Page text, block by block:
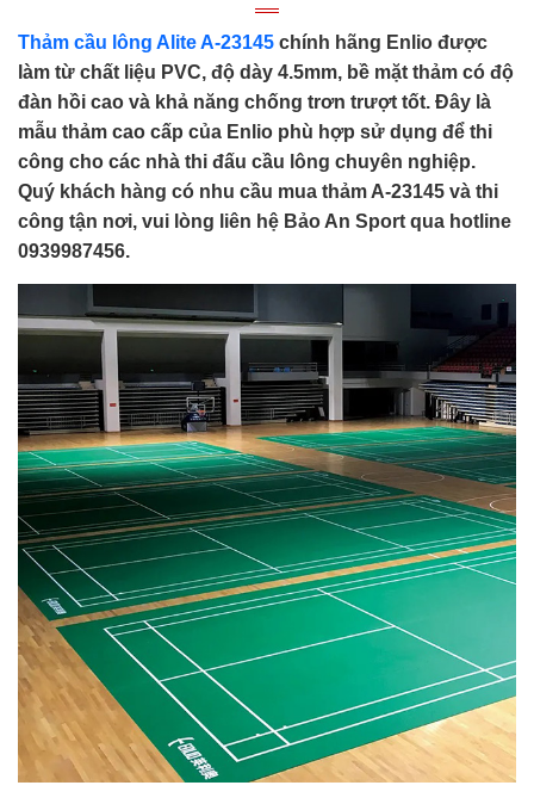
Thảm cầu lông Alite A-23145 chính hãng Enlio được
làm từ chất liệu PVC, độ dày 4.5mm, bề mặt thảm có độ
đàn hồi cao và khả năng chống trơn trượt tốt. Đây là
mẫu thảm cao cấp của Enlio phù hợp sử dụng để thi
công cho các nhà thi đấu cầu lông chuyên nghiệp.
Quý khách hàng có nhu cầu mua thảm A-23145 và thi
công tận nơi, vui lòng liên hệ Bảo An Sport qua hotline
0939987456.